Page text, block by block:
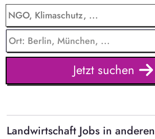
Jetzt suchen
Landwirtschaft Jobs in